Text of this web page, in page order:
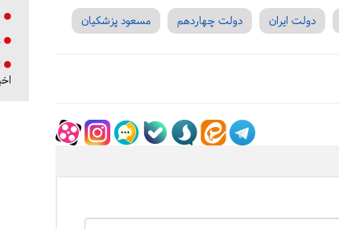
دولت ایران دولت چهاردهم مسعود پزشکیان